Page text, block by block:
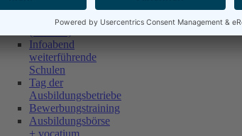
Betriebspraktikum
Infoabend
weiterführende
Schulen
Tag der
Ausbildungsbetriebe
Bewerbungstraining
Ausbildungsbörse
+ vocatium